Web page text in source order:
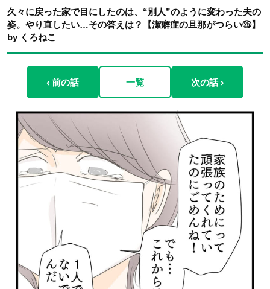
久々に戻った家で目にしたのは、“別人”のように変わった夫の
姿。やり直したい…その答えは？【潔癖症の旦那がつらい㉕】
by くろねこ
‹ 前の話 一覧 次の話 ›